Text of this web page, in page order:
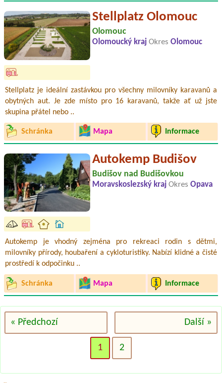
Stellplatz Olomouc
Olomouc
Olomoucký kraj Okres Olomouc
Stellplatz je ideální zastávkou pro všechny milovníky karavanů a
obytných aut. Je zde místo pro 16 karavanů, takže ať už jste
skupina přátel nebo ..
Schránka Mapa Informace
Autokemp Budišov
Budišov nad Budišovkou
Moravskoslezský kraj Okres Opava
Autokemp je vhodný zejména pro rekreaci rodin s dětmi,
milovníky přírody, houbaření a cykloturistiky. Nabízí klidné a čisté
prostředí k odpočinku ..
Schránka Mapa Informace
« Předchozí Další »
1 2